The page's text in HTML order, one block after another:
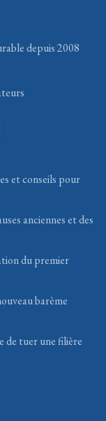
depuis 2008
et conseils pour
anciennes et des
du premier
barème
de tuer une filière